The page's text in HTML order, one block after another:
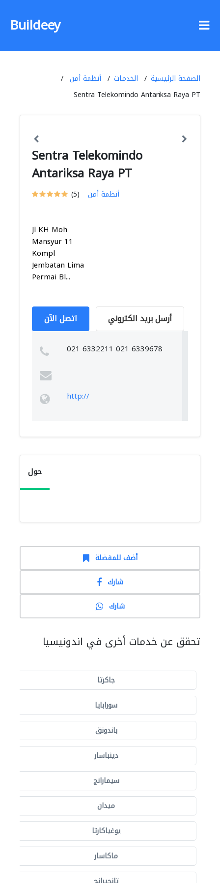
Buildeey
الصفحة الرئيسية الخدمات
أنظمة أمن
Sentra Telekomindo Antariksa Raya PT
Sentra Telekomindo
Antariksa Raya PT
(5) أنظمة أمن
Jl KH Moh
Mansyur 11
Kompl
Jembatan Lima
Permai Bl...
اتصل الآن أرسل بريد الكتروني
021 6332211 021 6339678
http://
حول
أضف للمفضلة
شارك
شارك
تحقق عن خدمات أخرى في اندونيسيا
جاكرتا
سورابايا
باندونق
دينباسار
سيمارانج
ميدان
يوغياكارتا
ماكاسار